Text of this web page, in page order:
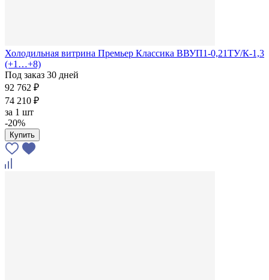
Холодильная витрина Премьер Классика ВВУП1-0,21ТУ/К-1,3
(+1…+8)
Под заказ 30 дней
92 762 ₽
74 210 ₽
за 1 шт
-20%
Купить